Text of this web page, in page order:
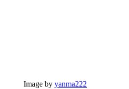
Image by yanma222